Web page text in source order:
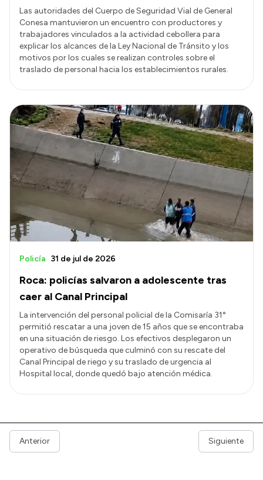
Las autoridades del Cuerpo de Seguridad Vial de General
Conesa mantuvieron un encuentro con productores y
trabajadores vinculados a la actividad cebollera para
explicar los alcances de la Ley Nacional de Tránsito y los
motivos por los cuales se realizan controles sobre el
traslado de personal hacia los establecimientos rurales.
Roca: policías salvaron a adolescente tras
caer al Canal Principal
Policía 31 de jul de 2026
La intervención del personal policial de la Comisaría 31°
permitió rescatar a una joven de 15 años que se encontraba
en una situación de riesgo. Los efectivos desplegaron un
operativo de búsqueda que culminó con su rescate del
Canal Principal de riego y su traslado de urgencia al
Hospital local, donde quedó bajo atención médica.
Anterior Siguiente